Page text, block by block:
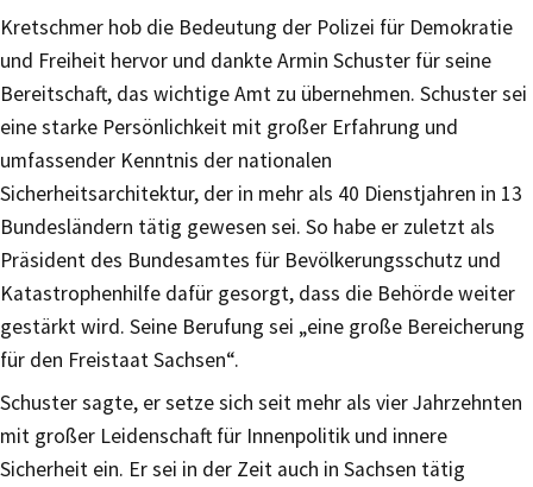
Kretschmer hob die Bedeutung der Polizei für Demokratie
und Freiheit hervor und dankte Armin Schuster für seine
Bereitschaft, das wichtige Amt zu übernehmen. Schuster sei
eine starke Persönlichkeit mit großer Erfahrung und
umfassender Kenntnis der nationalen
Sicherheitsarchitektur, der in mehr als 40 Dienstjahren in 13
Bundesländern tätig gewesen sei. So habe er zuletzt als
Präsident des Bundesamtes für Bevölkerungsschutz und
Katastrophenhilfe dafür gesorgt, dass die Behörde weiter
gestärkt wird. Seine Berufung sei „eine große Bereicherung
für den Freistaat Sachsen“.
Schuster sagte, er setze sich seit mehr als vier Jahrzehnten
mit großer Leidenschaft für Innenpolitik und innere
Sicherheit ein. Er sei in der Zeit auch in Sachsen tätig